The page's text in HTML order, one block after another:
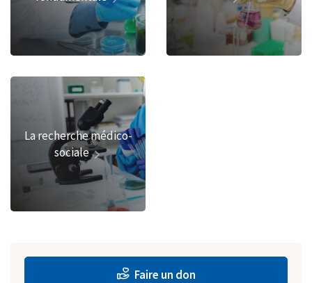
La recherche médico-
sociale
Faire un don